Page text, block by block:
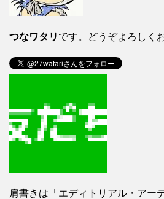
つなワタリ です。どうぞよろしく
肩書きは「エディトリアル・アー